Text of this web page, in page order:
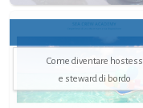
Come diventare hostess
e steward di bordo